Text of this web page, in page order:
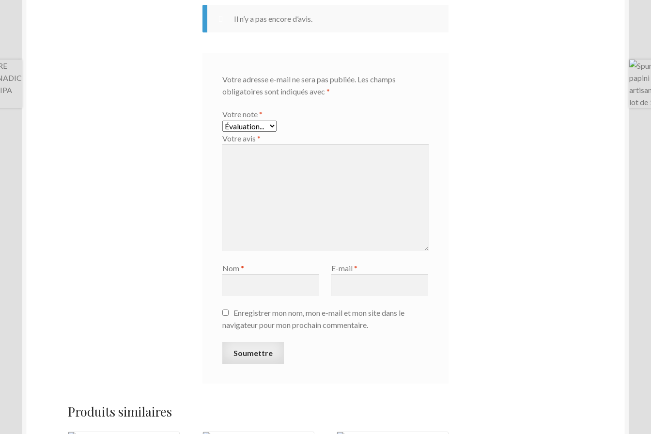
Il n’y a pas encore d’avis.
Votre adresse e-mail ne sera pas publiée. Les champs
obligatoires sont indiqués avec*
Votre note*
Votre avis*
Nom* E-mail*
Enregistrer mon nom, mon e-mail et mon site dans le
navigateur pour mon prochain commentaire.
Produits similaires